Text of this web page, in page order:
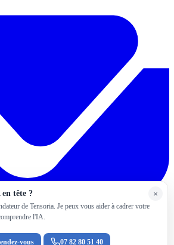
×
tête ?
de Tensoria. Je peux vous aider à cadrer votre
l'IA.
vous 07 82 80 51 40